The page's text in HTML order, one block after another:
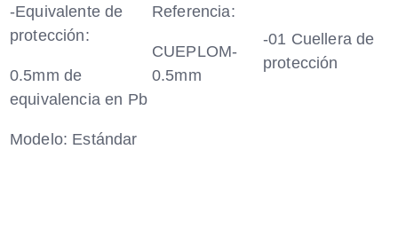
-Equivalente de
protección:
0.5mm de
equivalencia en Pb
Modelo: Estándar
Referencia:
CUEPLOM-
0.5mm
-01 Cuellera de
protección